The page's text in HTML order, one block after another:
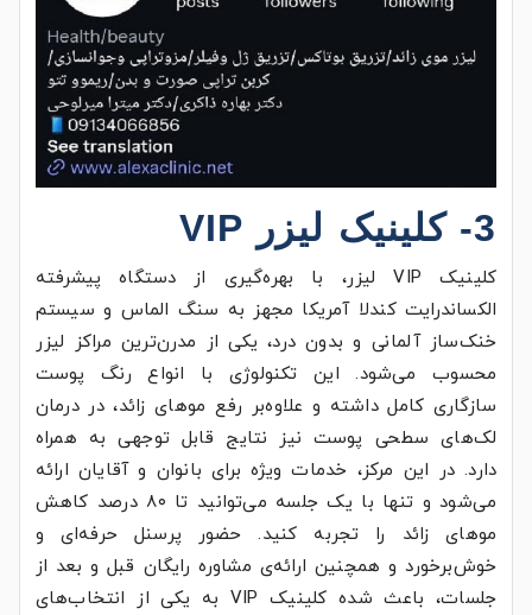
3- کلینیک لیزر VIP
کلینیک VIP لیزر، با بهره‌گیری از دستگاه پیشرفته
الکساندرایت کندلا آمریکا مجهز به سنگ الماس و سیستم
خنک‌ساز آلمانی و بدون درد، یکی از مدرن‌ترین مراکز لیزر
محسوب می‌شود. این تکنولوژی با انواع رنگ پوست
سازگاری کامل داشته و علاوه‌بر رفع موهای زائد، در درمان
لک‌های سطحی پوست نیز نتایج قابل توجهی به همراه
دارد. در این مرکز، خدمات ویژه برای بانوان و آقایان ارائه
می‌شود و تنها با یک جلسه می‌توانید تا ۸۰ درصد کاهش
موهای زائد را تجربه کنید. حضور پرسنل حرفه‌ای و
خوش‌برخورد و همچنین ارائه‌ی مشاوره رایگان قبل و بعد از
جلسات، باعث شده کلینیک VIP به یکی از انتخاب‌های